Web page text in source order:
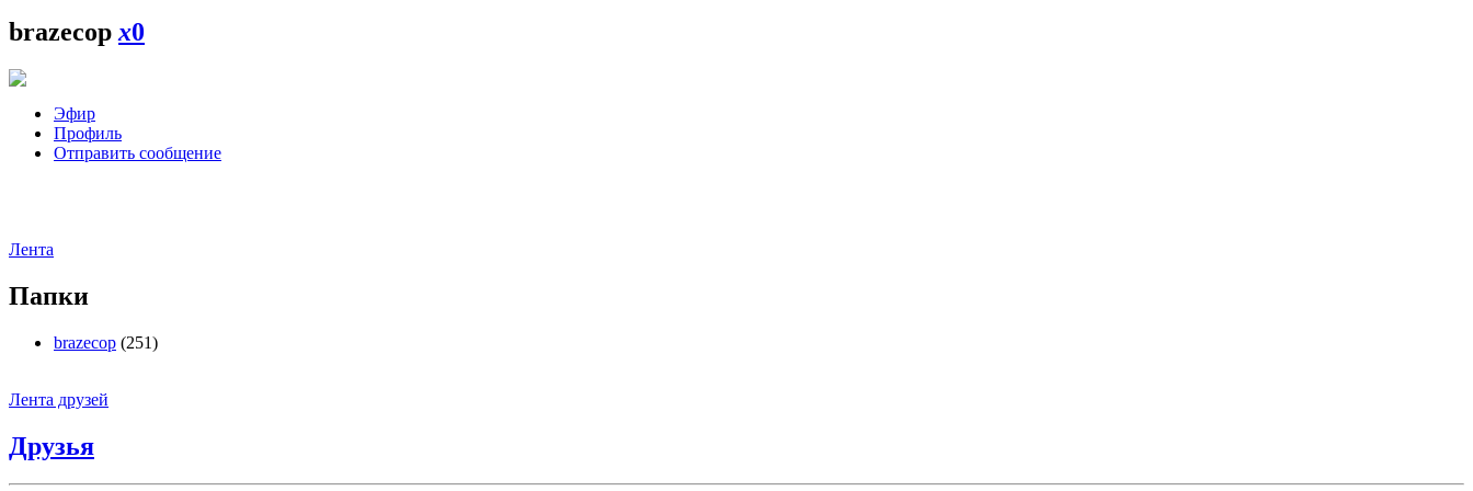
brazecop x0
Эфир
Профиль
Отправить сообщение
Лента
Папки
brazecop (251)
Лента друзей
Друзья